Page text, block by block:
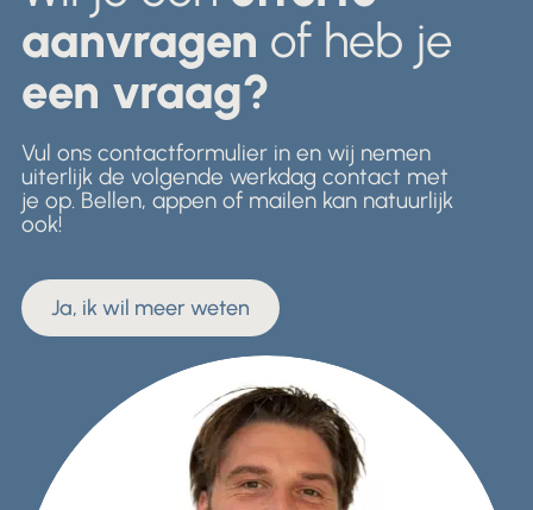
aanvragen of heb je
een vraag?
Vul ons contactformulier in en wij nemen
uiterlijk de volgende werkdag contact met
je op. Bellen, appen of mailen kan natuurlijk
ook!
Ja, ik wil meer weten